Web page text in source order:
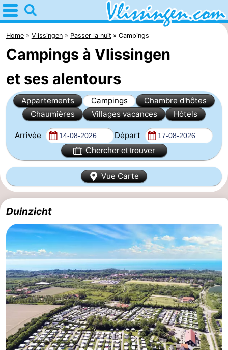
Home
Vlissingen
Astuces
Avec
les
enfants
Passer
la
nuit
Appartements
-
Martina
Campings
Chambre
d'hôtes
Chaumières
Duinzicht
-
Galgewei
-
Noordzee
Resort
Strandpark
-
Home Vlissingen Passer la nuit Campings
Campings à Vlissingen
et ses alentours
Appartements Campings
Chambre d'hôtes
Chaumières
Villages vacances Hôtels
Arrivée Départ
Chercher et trouver
Vue Carte
Duinzicht